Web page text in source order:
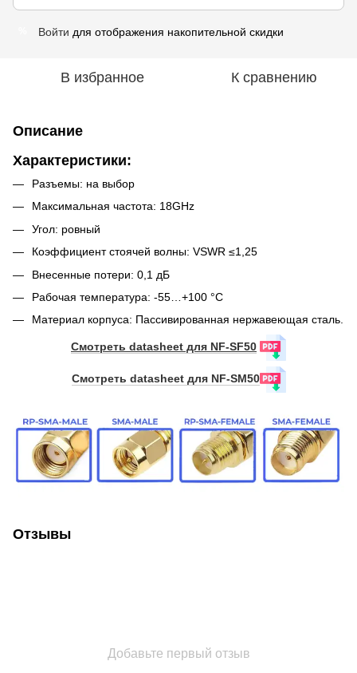
Войти для отображения накопительной скидки
В избранное К сравнению
Описание
Характеристики:
Разъемы: на выбор
Максимальная частота: 18GHz
Угол: ровный
Коэффициент стоячей волны: VSWR ≤1,25
Внесенные потери: 0,1 дБ
Рабочая температура: -55…+100 °C
Материал корпуса: Пассивированная нержавеющая сталь.
Смотреть datasheet для NF-SF50
Смотреть datasheet для NF-SM50
Отзывы
Добавьте первый отзыв